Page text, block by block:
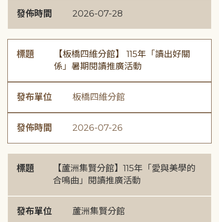
發佈時間 2026-07-28
標題
【板橋四維分館】 115年「讀出好關
係」暑期閱讀推廣活動
發布單位 板橋四維分館
發佈時間 2026-07-26
標題
【蘆洲集賢分館】115年「愛與美學的
合鳴曲」閱讀推廣活動
發布單位 蘆洲集賢分館